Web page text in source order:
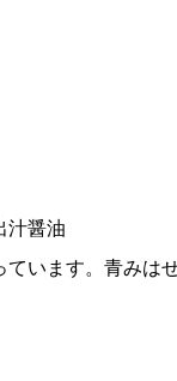
汁醤油
います。青みはせ